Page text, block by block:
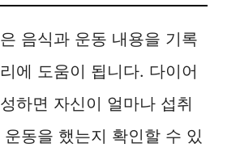
음식과 운동 내용을 기록
에 도움이 됩니다. 다이어
하면 자신이 얼마나 섭취
동을 했는지 확인할 수 있